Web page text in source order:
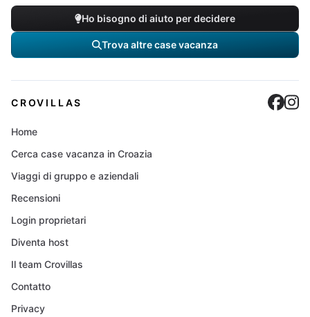
Ho bisogno di aiuto per decidere
Trova altre case vacanza
CROVILLAS
Home
Cerca case vacanza in Croazia
Viaggi di gruppo e aziendali
Recensioni
Login proprietari
Diventa host
Il team Crovillas
Contatto
Privacy